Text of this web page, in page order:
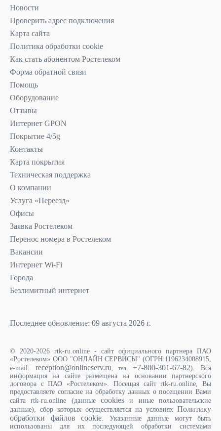
Новости
Проверить адрес подключения
Карта сайта
Политика обработки cookie
Как стать абонентом Ростелеком
Форма обратной связи
Помощь
Оборудование
Отзывы
Интернет GPON
Покрытие 4/5g
Контакты
Карта покрытия
Техническая поддержка
О компании
Услуга «Переезд»
Офисы
Заявка Ростелеком
Перенос номера в Ростелеком
Вакансии
Интернет Wi-Fi
Города
Безлимитный интернет
Последнее обновление: 09 августа 2026 г.
© 2020-2026 rtk-ru.online - сайт официального партнера ПАО
«Ростелеком» ООО "ОНЛАЙН СЕРВИСЫ" (ОГРН:1196234008915,
e-mail: reception@onlineserv.ru, тел.+7-800-301-67-82). Вся
информация на сайте размещена на основании партнерского
договора с ПАО «Ростелеком». Посещая сайт rtk-ru.online, Вы
предоставляете согласие на обработку данных о посещении Вами
сайта rtk-ru.online (данные cookies и иные пользовательские
данные), сбор которых осуществляется на условиях Политику
обработки файлов cookie. Указанные данные могут быть
использованы для их последующей обработки системами